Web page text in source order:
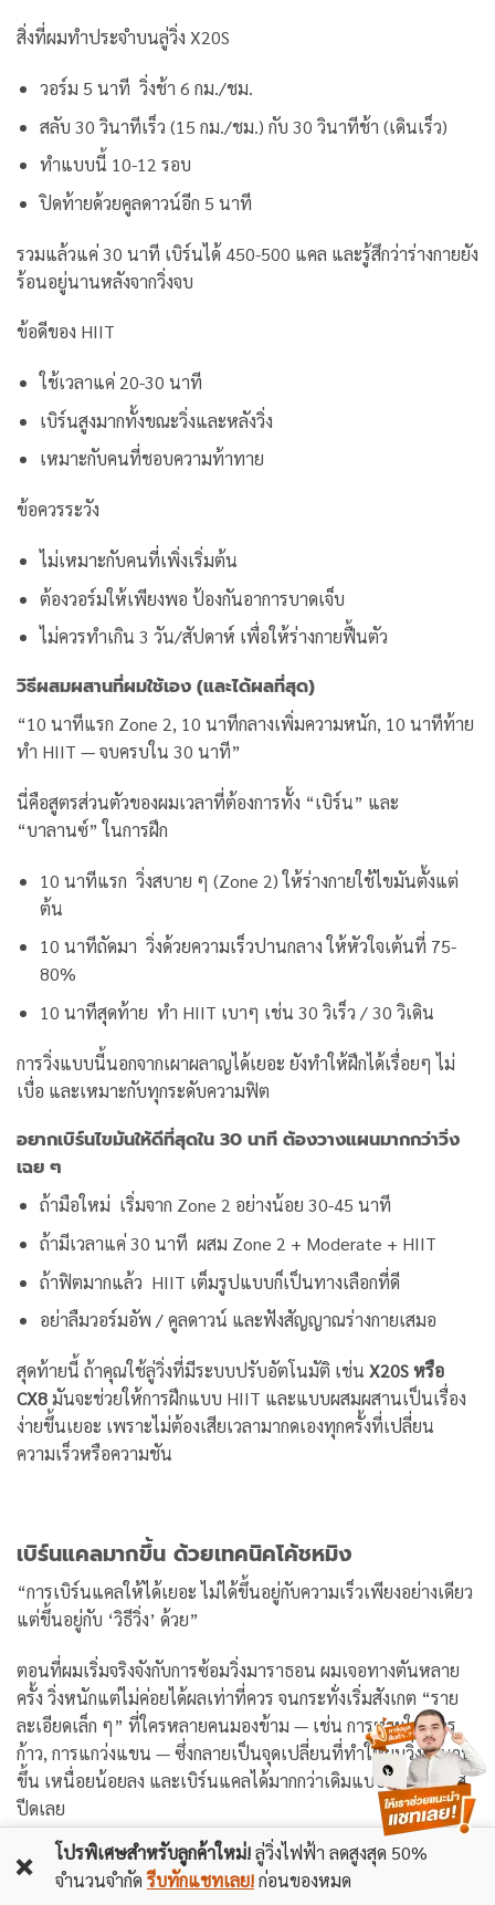
สิ่งที่ผมทำประจำบนลู่วิ่ง X20S
วอร์ม 5 นาที วิ่งช้า 6 กม./ชม.
สลับ 30 วินาทีเร็ว (15 กม./ชม.) กับ 30 วินาทีช้า (เดินเร็ว)
ทำแบบนี้ 10-12 รอบ
ปิดท้ายด้วยคูลดาวน์อีก 5 นาที
รวมแล้วแค่ 30 นาที เบิร์นได้ 450-500 แคล และรู้สึกว่าร่างกายยัง
ร้อนอยู่นานหลังจากวิ่งจบ
ข้อดีของ HIIT
ใช้เวลาแค่ 20-30 นาที
เบิร์นสูงมากทั้งขณะวิ่งและหลังวิ่ง
เหมาะกับคนที่ชอบความท้าทาย
ข้อควรระวัง
ไม่เหมาะกับคนที่เพิ่งเริ่มต้น
ต้องวอร์มให้เพียงพอ ป้องกันอาการบาดเจ็บ
ไม่ควรทำเกิน 3 วัน/สัปดาห์ เพื่อให้ร่างกายฟื้นตัว
วิธีผสมผสานที่ผมใช้เอง (และได้ผลที่สุด)
“10 นาทีแรก Zone 2, 10 นาทีกลางเพิ่มความหนัก, 10 นาทีท้าย
ทำ HIIT — จบครบใน 30 นาที”
นี่คือสูตรส่วนตัวของผมเวลาที่ต้องการทั้ง “เบิร์น” และ
“บาลานซ์” ในการฝึก
10 นาทีแรก วิ่งสบาย ๆ (Zone 2) ให้ร่างกายใช้ไขมันตั้งแต่
ต้น
10 นาทีถัดมา วิ่งด้วยความเร็วปานกลาง ให้หัวใจเต้นที่ 75-
80%
10 นาทีสุดท้าย ทำ HIIT เบาๆ เช่น 30 วิเร็ว / 30 วิเดิน
การวิ่งแบบนี้นอกจากเผาผลาญได้เยอะ ยังทำให้ฝึกได้เรื่อยๆ ไม่
เบื่อ และเหมาะกับทุกระดับความฟิต
อยากเบิร์นไขมันให้ดีที่สุดใน 30 นาที ต้องวางแผนมากกว่าวิ่ง
เฉย ๆ
ถ้ามือใหม่ เริ่มจาก Zone 2 อย่างน้อย 30-45 นาที
ถ้ามีเวลาแค่ 30 นาที ผสม Zone 2 + Moderate + HIIT
ถ้าฟิตมากแล้ว HIIT เต็มรูปแบบก็เป็นทางเลือกที่ดี
อย่าลืมวอร์มอัพ / คูลดาวน์ และฟังสัญญาณร่างกายเสมอ
สุดท้ายนี้ ถ้าคุณใช้ลู่วิ่งที่มีระบบปรับอัตโนมัติ เช่น X20S หรือ
CX8มันจะช่วยให้การฝึกแบบ HIIT และแบบผสมผสานเป็นเรื่อง
ง่ายขึ้นเยอะ เพราะไม่ต้องเสียเวลามากดเองทุกครั้งที่เปลี่ยน
ความเร็วหรือความชัน
เบิร์นแคลมากขึ้น ด้วยเทคนิคโค้ชหมิง
“การเบิร์นแคลให้ได้เยอะ ไม่ได้ขึ้นอยู่กับความเร็วเพียงอย่างเดียว
แต่ขึ้นอยู่กับ ‘วิธีวิ่ง’ ด้วย”
ตอนที่ผมเริ่มจริงจังกับการซ้อมวิ่งมาราธอน ผมเจอทางตันหลาย
ครั้ง วิ่งหนักแต่ไม่ค่อยได้ผลเท่าที่ควร จนกระทั่งเริ่มสังเกต “ราย
ละเอียดเล็ก ๆ” ที่ใครหลายคนมองข้าม — เช่น การหายใจ, การ
ก้าว, การแกว่งแขน — ซึ่งกลายเป็นจุดเปลี่ยนที่ทำให้ผมวิ่งได้นาน
ขึ้น เหนื่อยน้อยลง และเบิร์นแคลได้มากกว่าเดิมแบบไม่ต้องเร่งส
ปีดเลย
ใช้ “จังหวะหายใจ” ให้เป็นจังหวะพลัง
“เทคนิคที่ผมใช้คือ หายใจเข้า 3 ก้าว หายใจออก 2 ก้าว จะช่วยให้
โปรพิเศษสำหรับลูกค้าใหม่!ลู่วิ่งไฟฟ้า ลดสูงสุด 50%
จำนวนจำกัดรีบทักแชทเลย!ก่อนของหมด
❌